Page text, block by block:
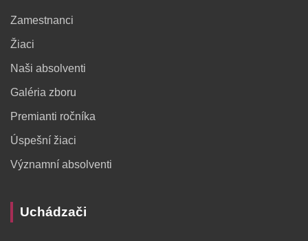
Zamestnanci
Žiaci
Naši absolventi
Galéria zboru
Premianti ročníka
Úspešní žiaci
Významní absolventi
Uchádzači